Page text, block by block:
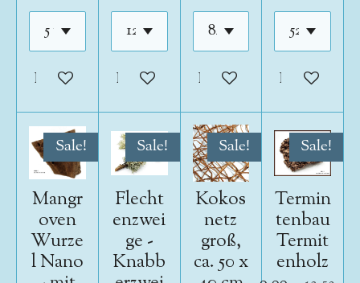
In den WarenkorbIn den WarenkorbIn den Warenkorb
In den
Sale!
Mangr
oven
Wurze
l Nano
Sale!
Flecht
enzwei
ge -
Knabb
Sale!
Kokos
netz
groß,
ca. 50 x
Sale!
Termin
tenbau
Termit
enholz